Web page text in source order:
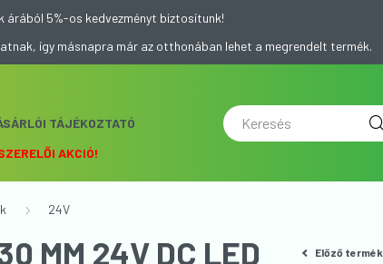
árából 5%-os kedvezményt biztosítunk!
így másnapra már az otthonában lehet a megrendelt termék.
TÁJÉKOZTATÓ
AKCIÓ!
24V
Előző termék
MM 24V DC LED